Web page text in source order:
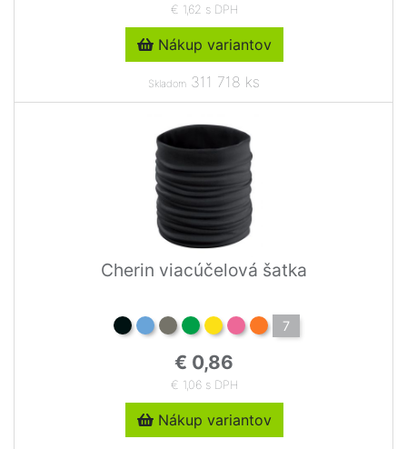
€ 1,62 s DPH
Nákup variantov
Skladom 311 718 ks
Cherin viacúčelová šatka
7
€ 0,86
€ 1,06 s DPH
Nákup variantov